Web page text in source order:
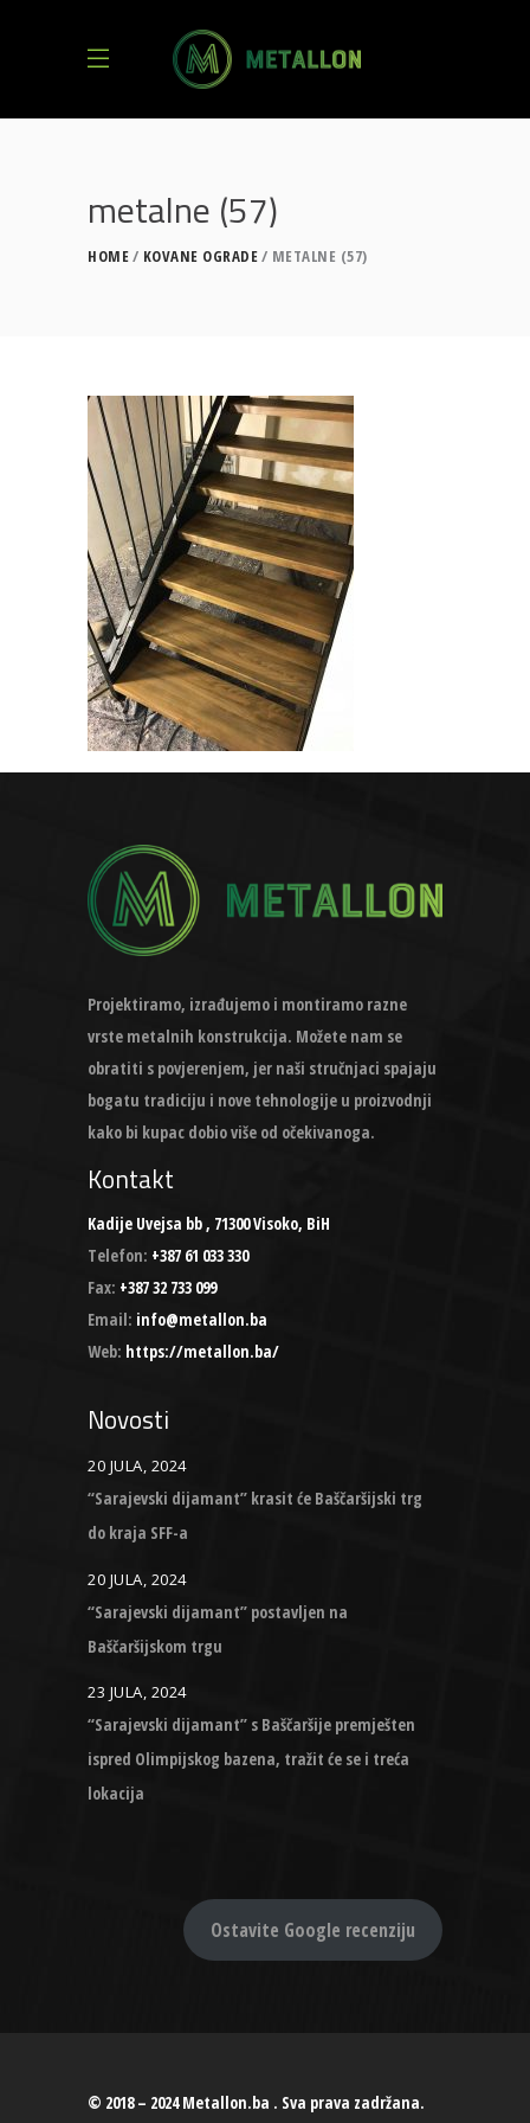
metalne (57)
HOME KOVANE OGRADE METALNE (57)
Projektiramo, izrađujemo i montiramo razne
vrste metalnih konstrukcija. Možete nam se
obratiti s povjerenjem, jer naši stručnjaci spajaju
bogatu tradiciju i nove tehnologije u proizvodnji
kako bi kupac dobio više od očekivanoga.
Kontakt
Kadije Uvejsa bb , 71300 Visoko, BiH
Telefon: +387 61 033 330
Fax: +387 32 733 099
Email: info@metallon.ba
Web: https://metallon.ba/
Novosti
20 JULA, 2024
“Sarajevski dijamant” krasit će Baščaršijski trg
do kraja SFF-a
20 JULA, 2024
“Sarajevski dijamant” postavljen na
Baščaršijskom trgu
23 JULA, 2024
“Sarajevski dijamant” s Baščaršije premješten
ispred Olimpijskog bazena, tražit će se i treća
lokacija
Ostavite Google recenziju
© 2018 – 2024 Metallon.ba . Sva prava zadržana.